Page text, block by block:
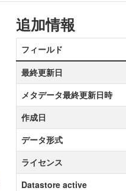
追加情報
フィールド
最終更新日
メタデータ最終更新日時
作成日
データ形式
ライセンス
Datastore active